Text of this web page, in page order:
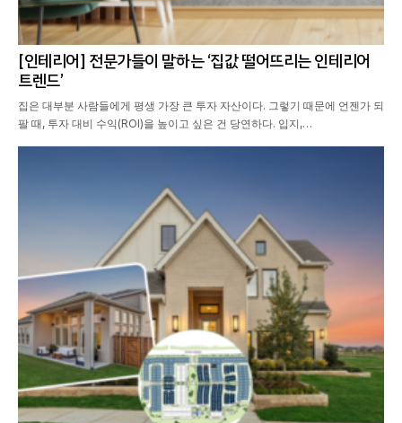
[인테리어] 전문가들이 말하는 ‘집값 떨어뜨리는 인테리어
트렌드’
집은 대부분 사람들에게 평생 가장 큰 투자 자산이다. 그렇기 때문에 언젠가 되
팔 때, 투자 대비 수익(ROI)을 높이고 싶은 건 당연하다. 입지,…